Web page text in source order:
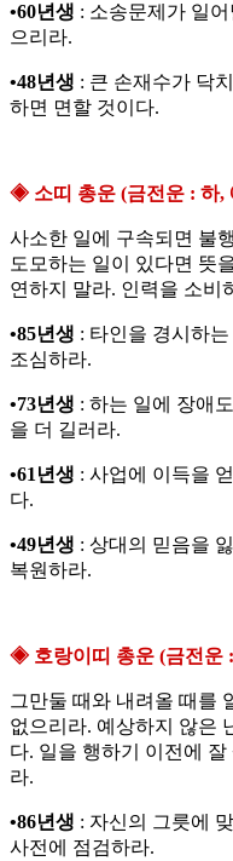
•60년생 : 소송문제가 일
으리라.
•48년생 : 큰 손재수가 닥
하면 면할 것이다.
◈ 소띠 총운 (금전운 : 하,
사소한 일에 구속되면 불
도모하는 일이 있다면 뜻
연하지 말라. 인력을 소비
•85년생 : 타인을 경시하
조심하라.
•73년생 : 하는 일에 장애
을 더 길러라.
•61년생 : 사업에 이득을
다.
•49년생 : 상대의 믿음을
복원하라.
◈ 호랑이띠 총운 (금전운
그만둘 때와 내려올 때를
없으리라. 예상하지 않은
다. 일을 행하기 이전에
라.
•86년생 : 자신의 그릇에
사전에 점검하라.